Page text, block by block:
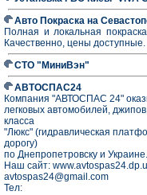
Авто Покраска на
Полная и локальная
Качественно, цены доступные.
СТО "МиниВэн"
АВТОСПАС24
Компания "АВТОСПАС 24"
легковых автомобилей,
класса
"Люкс" (гидравлическая
дорогу)
по Днепропетровску и
Наш сайт:
avtospas24@gmail.com
Тел: